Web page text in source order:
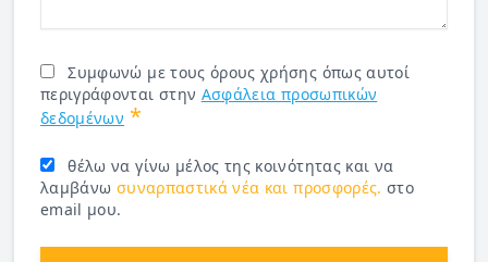
Συμφωνώ με τους όρους χρήσης όπως αυτοί
περιγράφονται στην Ασφάλεια προσωπικών
δεδομένων *
θέλω να γίνω μέλος της κοινότητας και να
λαμβάνω συναρπαστικά νέα και προσφορές. στο
email μου.